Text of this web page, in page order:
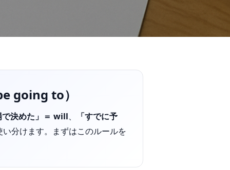
going to）
で決めた」＝ will、
「すでに予
い分けます。まずはこのルールを